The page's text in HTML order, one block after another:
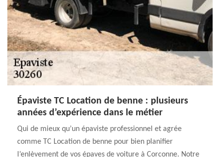
Épaviste TC Location de benne : plusieurs
années d’expérience dans le métier
Qui de mieux qu’un épaviste professionnel et agrée
comme TC Location de benne pour bien planifier
l’enlèvement de vos épaves de voiture à Corconne. Notre